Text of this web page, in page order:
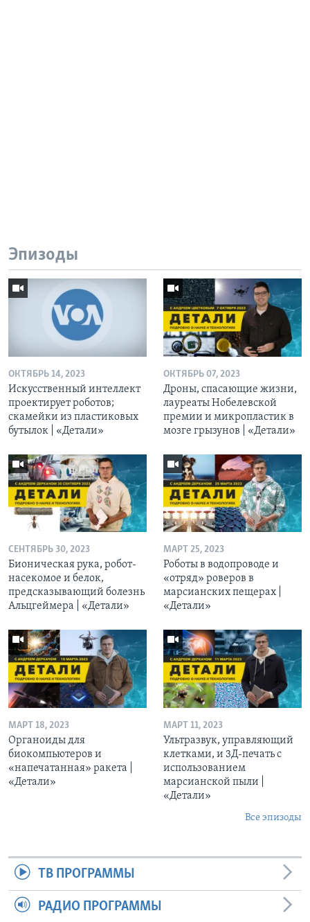
Эпизоды
ОКТЯБРЬ 14, 2023
Искусственный интеллект
проектирует роботов;
скамейки из пластиковых
бутылок | «Детали»
ОКТЯБРЬ 07, 2023
Дроны, спасающие жизни,
лауреаты Нобелевской
премии и микропластик в
мозге грызунов | «Детали»
СЕНТЯБРЬ 30, 2023
Бионическая рука, робот-
насекомое и белок,
предсказывающий болезнь
Альцгеймера | «Детали»
МАРТ 25, 2023
Роботы в водопроводе и
«отряд» роверов в
марсианских пещерах |
«Детали»
МАРТ 18, 2023
Органоиды для
биокомпьютеров и
«напечатанная» ракета |
«Детали»
МАРТ 11, 2023
Ультразвук, управляющий
клетками, и 3Д-печать c
использованием
марсианской пыли |
«Детали»
Все эпизоды
ТВ ПРОГРАММЫ
РАДИО ПРОГРАММЫ